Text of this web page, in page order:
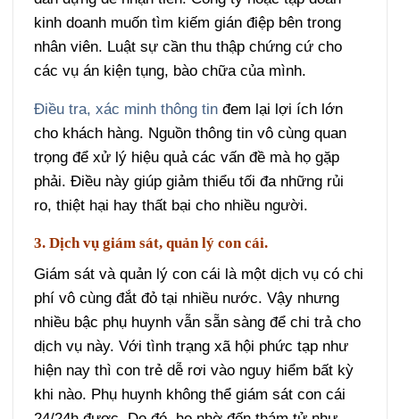
kinh doanh muốn tìm kiếm gián điệp bên trong
nhân viên. Luật sự cần thu thập chứng cứ cho
các vụ án kiện tụng, bào chữa của mình.
Điều tra, xác minh thông tin đem lại lợi ích lớn
cho khách hàng. Nguồn thông tin vô cùng quan
trọng để xử lý hiệu quả các vấn đề mà họ gặp
phải. Điều này giúp giảm thiểu tối đa những rủi
ro, thiệt hại hay thất bại cho nhiều người.
3. Dịch vụ giám sát, quản lý con cái.
Giám sát và quản lý con cái là một dịch vụ có chi
phí vô cùng đắt đỏ tại nhiều nước. Vậy nhưng
nhiều bậc phụ huynh vẫn sẵn sàng để chi trả cho
dịch vụ này. Với tình trạng xã hội phức tạp như
hiện nay thì con trẻ dễ rơi vào nguy hiểm bất kỳ
khi nào. Phụ huynh không thể giám sát con cái